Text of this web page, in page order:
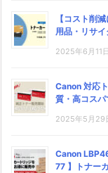
【コスト削
用品・リサイ
2025年6月11日
Canon 対応
質・高コス
2025年5月29
Canon
77 】トナー